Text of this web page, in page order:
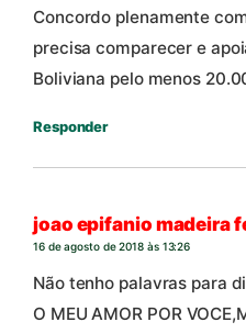
Concordo plenamente
precisa comparecer e
Boliviana pelo menos
Responder
joao epifanio madeira
16 de agosto de 2018 às 13:26
Não tenho palavras para
O MEU AMOR POR